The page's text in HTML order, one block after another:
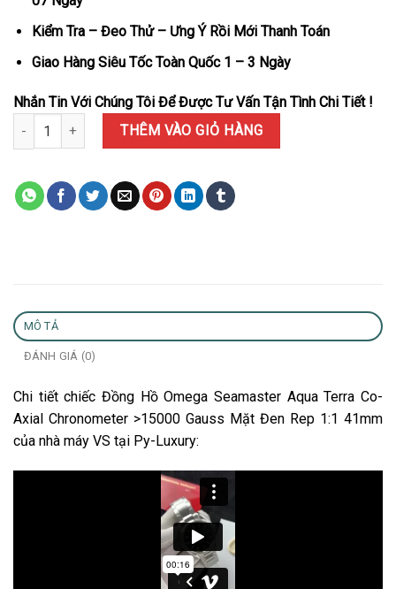
Kiểm Tra – Đeo Thử – Ưng Ý Rồi Mới Thanh Toán
Giao Hàng Siêu Tốc Toàn Quốc 1 – 3 Ngày
Nhắn Tin Với Chúng Tôi Để Được Tư Vấn Tận Tình Chi Tiết !
Đồng Hồ Omega Seamaster Aqua Terra Co-Axial Chronometer
THÊM VÀO GIỎ HÀNG
MÔ TẢ
ĐÁNH GIÁ (0)
Chi tiết chiếc Đồng Hồ Omega Seamaster Aqua Terra Co-
Axial Chronometer >15000 Gauss Mặt Đen Rep 1:1 41mm
của nhà máy VS tại Py-Luxury: